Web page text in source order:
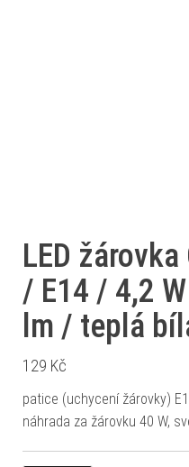
LED
/ E14 / 4,2
lm / teplá
129 Kč
patice (uchycení žárovky)
náhrada za žárovku 40 W,